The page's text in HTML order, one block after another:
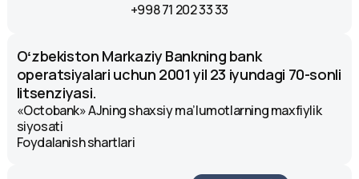
+998 71 202 33 33
Oʻzbekiston Markaziy Bankning bank
operatsiyalari uchun 2001 yil 23 iyundagi 70-sonli
litsenziyasi.
«Octobank» AJning shaxsiy ma’lumotlarning maxfiylik
siyosati
Foydalanish shartlari